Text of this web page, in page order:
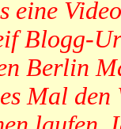
eine
Blogg-
Berlin
Mal